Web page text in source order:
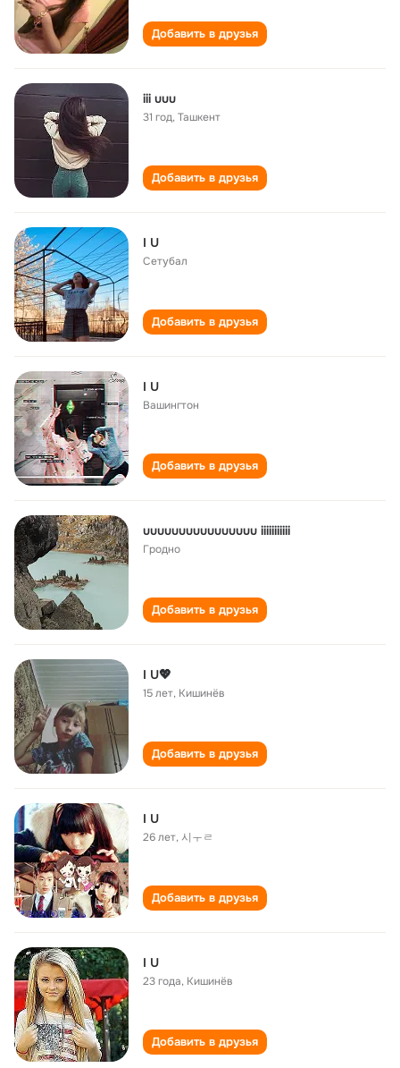
Добавить в друзья
iii uuu
31 год,Ташкент
Добавить в друзья
I U
Сетубал
Добавить в друзья
I U
Вашингтон
Добавить в друзья
uuuuuuuuuuuuuuuu iiiiiiiiiii
Гродно
Добавить в друзья
I U💖
15 лет, Кишинёв
Добавить в друзья
I U
26 лет, 시ㅜㄹ
Добавить в друзья
I U
23 года, Кишинёв
Добавить в друзья